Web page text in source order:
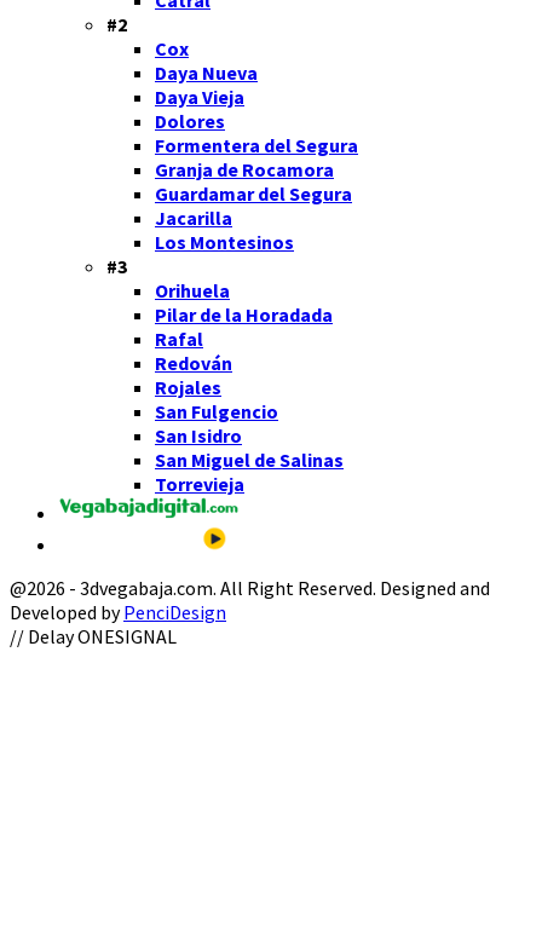
#2
Cox
Daya Nueva
Daya Vieja
Dolores
Formentera del Segura
Granja de Rocamora
Guardamar del Segura
Jacarilla
Los Montesinos
#3
Orihuela
Pilar de la Horadada
Rafal
Redován
Rojales
San Fulgencio
San Isidro
San Miguel de Salinas
Torrevieja
@2026 - 3dvegabaja.com. All Right Reserved. Designed and
Developed byPenciDesign
Facebook
Twitter
Instagram
Youtube
Email
// Delay ONESIGNAL